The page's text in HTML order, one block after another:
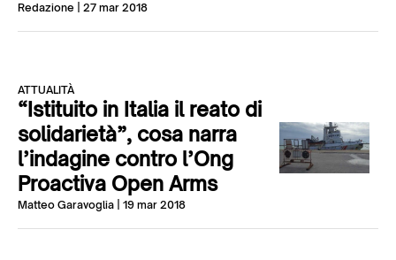
Redazione | 27 mar 2018
ATTUALITÀ
“Istituito in Italia il reato di
solidarietà”, cosa narra
l’indagine contro l’Ong
Proactiva Open Arms
Matteo Garavoglia | 19 mar 2018